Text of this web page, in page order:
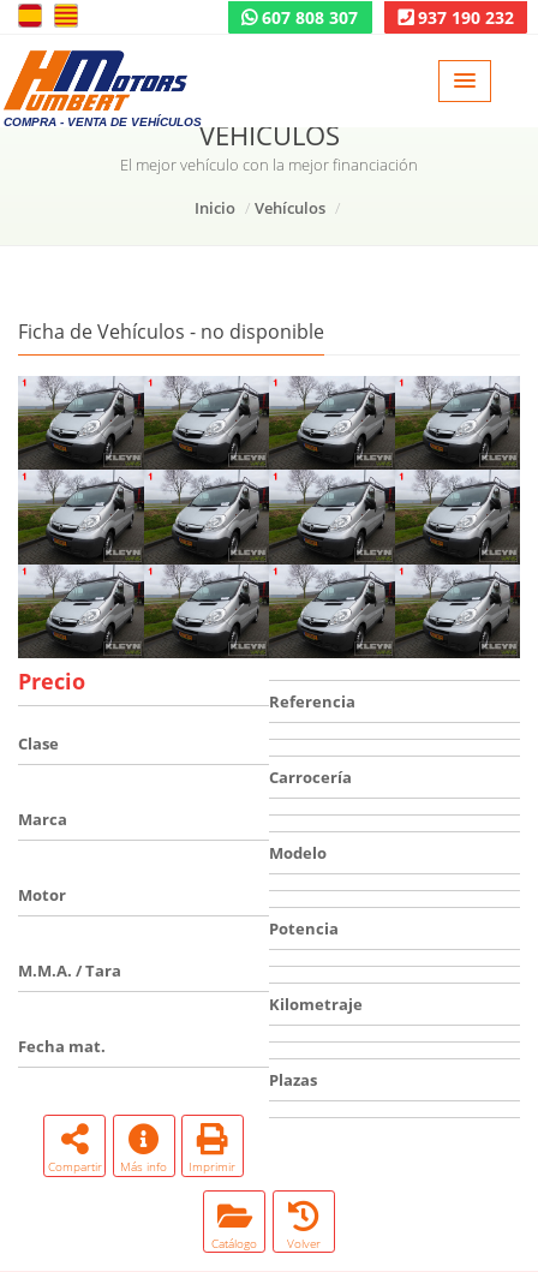
937 190 232
607 808 307
COMPRA - VENTA DE VEHÍCULOSVEHÍCULOS
El mejor vehículo con la mejor financiación
Inicio
Vehículos
Ficha de Vehículos - no disponible
Precio
Referencia
Clase
Carrocería
Marca
Modelo
Motor
Potencia
M.M.A. / Tara
Kilometraje
Fecha mat.
Plazas
Compartir Más info Imprimir
Catálogo Volver